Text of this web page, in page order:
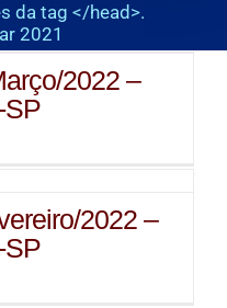
da tag </head>.
2021
2022 –
SP
2022 –
SP